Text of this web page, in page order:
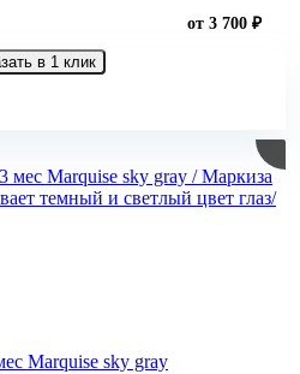
от 3 700 ₽
в 1 клик
Marquise sky gray